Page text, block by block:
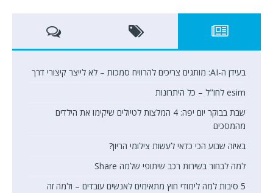
בעידן ה-AI: מותגים צריכים להרוויח סמכות – לא לייצר קיצורי דרך
esim לחו"ל – כל היתרונות
שבת בבוקר יום יפה: 4 המלצות לטיולים שיקימו את הילדים
מהמסכים
באיזה שבוע הכי כדאי לעשות צילומי הריון?
למה לבחור בשירות רכב שיתופי שלמה Share
5 סיבות למה לימודי חוץ מתאימים לאנשים עובדים – ולמה זה